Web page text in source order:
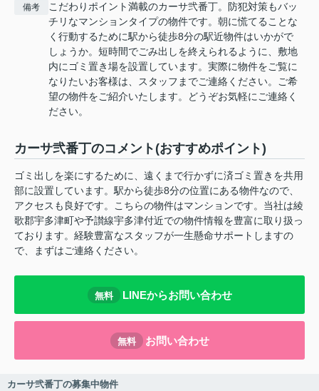
備考
こだわりポイント満載のカーサ弐番丁。防犯対策もバッ
チリなマンションタイプの物件です。朝に慌てることな
く行動するために駅から徒歩8分の駅近物件はいかがで
しょうか。短時間でごみ出しを終えられるように、敷地
内にゴミ置き場を設置しています。実際に物件をご覧に
なりたいお客様は、スタッフまでご連絡ください。ご希
望の物件をご紹介いたします。どうぞお気軽にご連絡く
ださい。
カーサ弐番丁のコメント(おすすめポイント)
ゴミ出しを楽にするために、遠くまで行かずに済ゴミ置きを共用
部に設置しています。駅から徒歩8分の位置にある物件なので、
アクセスも良好です。こちらの物件はマンションです。当社は綾
歌郡宇多津町や予讃線宇多津付近での物件情報を豊富に取り扱っ
ております。経験豊富なスタッフが一生懸命サポートしますの
で、まずはご連絡ください。
無料 LINEからお問い合わせ
無料 お問い合わせ
カーサ弐番丁の募集中物件